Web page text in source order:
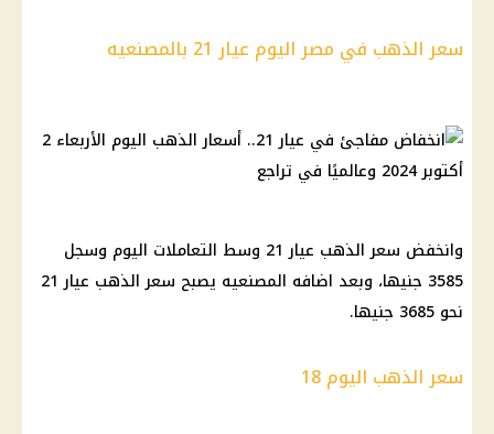
سعر الذهب في مصر اليوم عيار 21 بالمصنعيه
وانخفض سعر الذهب عيار 21 وسط التعاملات اليوم وسجل
3585 جنيها، وبعد اضافه المصنعيه يصبح سعر الذهب عيار 21
نحو 3685 جنيها.
سعر الذهب اليوم 18